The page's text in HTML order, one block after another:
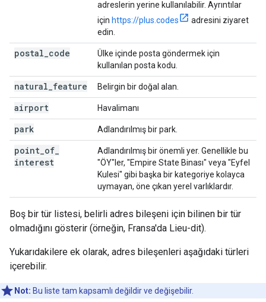
adreslerin yerine kullanılabilir. Ayrıntılar
için https://plus.codes
adresini ziyaret
edin.
postal code
Ülke içinde posta göndermek için
kullanılan posta kodu.
natural feature Belirgin bir doğal alan.
airport Havalimanı
park Adlandırılmış bir park.
point of
interest
Adlandırılmış bir önemli yer. Genellikle bu
"ÖY"ler, "Empire State Binası" veya "Eyfel
Kulesi" gibi başka bir kategoriye kolayca
uymayan, öne çıkan yerel varlıklardır.
Boş bir tür listesi, belirli adres bileşeni için bilinen bir tür
olmadığını gösterir (örneğin, Fransa'da Lieu-dit).
Yukarıdakilere ek olarak, adres bileşenleri aşağıdaki türleri
içerebilir.
Not: Bu liste tam kapsamlı değildir ve değişebilir.